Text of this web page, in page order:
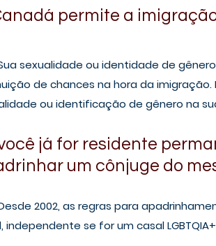
permite a
sexualidade ou identidade de
de chances na hora da
ou identificação de gênero na
já for residente
um cônjuge do
2002, as regras para
independente se for um casal